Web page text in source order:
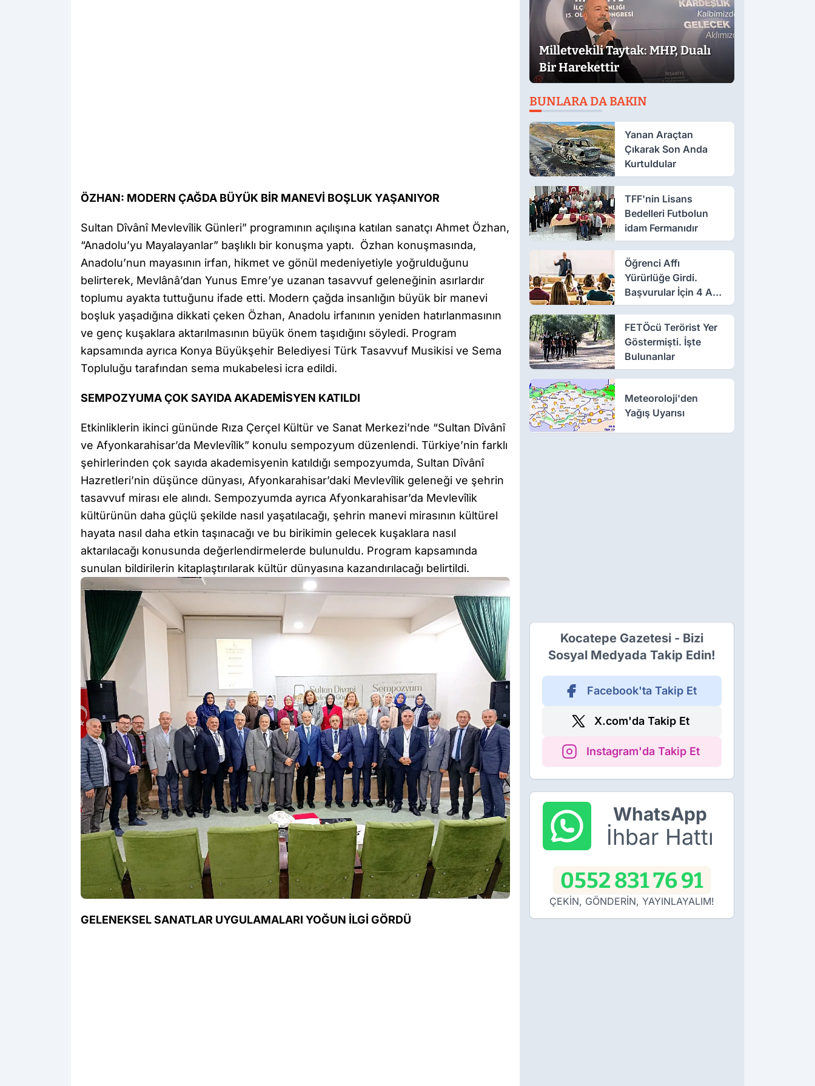
ÖZHAN: MODERN ÇAĞDA BÜYÜK BİR MANEVİ BOŞLUK YAŞANIYOR
Sultan Dîvânî Mevlevîlik Günleri” programının açılışına katılan sanatçı Ahmet Özhan,
“Anadolu’yu Mayalayanlar” başlıklı bir konuşma yaptı. Özhan konuşmasında,
Anadolu’nun mayasının irfan, hikmet ve gönül medeniyetiyle yoğrulduğunu
belirterek, Mevlânâ’dan Yunus Emre’ye uzanan tasavvuf geleneğinin asırlardır
toplumu ayakta tuttuğunu ifade etti. Modern çağda insanlığın büyük bir manevi
boşluk yaşadığına dikkati çeken Özhan, Anadolu irfanının yeniden hatırlanmasının
ve genç kuşaklara aktarılmasının büyük önem taşıdığını söyledi. Program
kapsamında ayrıca Konya Büyükşehir Belediyesi Türk Tasavvuf Musikisi ve Sema
Topluluğu tarafından sema mukabelesi icra edildi.
SEMPOZYUMA ÇOK SAYIDA AKADEMİSYEN KATILDI
Etkinliklerin ikinci gününde Rıza Çerçel Kültür ve Sanat Merkezi’nde “Sultan Dîvânî
ve Afyonkarahisar’da Mevlevîlik” konulu sempozyum düzenlendi. Türkiye’nin farklı
şehirlerinden çok sayıda akademisyenin katıldığı sempozyumda, Sultan Dîvânî
Hazretleri’nin düşünce dünyası, Afyonkarahisar’daki Mevlevîlik geleneği ve şehrin
tasavvuf mirası ele alındı. Sempozyumda ayrıca Afyonkarahisar’da Mevlevîlik
kültürünün daha güçlü şekilde nasıl yaşatılacağı, şehrin manevi mirasının kültürel
hayata nasıl daha etkin taşınacağı ve bu birikimin gelecek kuşaklara nasıl
aktarılacağı konusunda değerlendirmelerde bulunuldu. Program kapsamında
sunulan bildirilerin kitaplaştırılarak kültür dünyasına kazandırılacağı belirtildi.
GELENEKSEL SANATLAR UYGULAMALARI YOĞUN İLGİ GÖRDÜ
Milletvekili Taytak: MHP, Dualı
Bir Harekettir
BUNLARA DA BAKIN
Yanan Araçtan
Çıkarak Son Anda
Kurtuldular
TFF'nin Lisans
Bedelleri Futbolun
idam Fermanıdır
Öğrenci Affı
Yürürlüğe Girdi.
Başvurular İçin 4 Ay
Süre
FETÖcü Terörist Yer
Göstermişti. İşte
Bulunanlar
Meteoroloji'den
Yağış Uyarısı
Kocatepe Gazetesi - Bizi
Sosyal Medyada Takip Edin!
Facebook'ta Takip Et
X.com'da Takip Et
Instagram'da Takip Et
WhatsApp
İhbar Hattı
0552 831 76 91
ÇEKİN, GÖNDERİN, YAYINLAYALIM!